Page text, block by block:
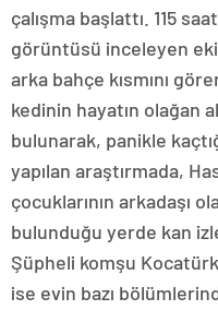
çalışma başlattı. 115
görüntüsü inceleyen
arka bahçe kısmını
kedinin hayatın olağan
bulunarak, panikle
yapılan araştırmada,
çocuklarının arkadaşı
bulunduğu yerde kan
Şüpheli komşu
ise evin bazı